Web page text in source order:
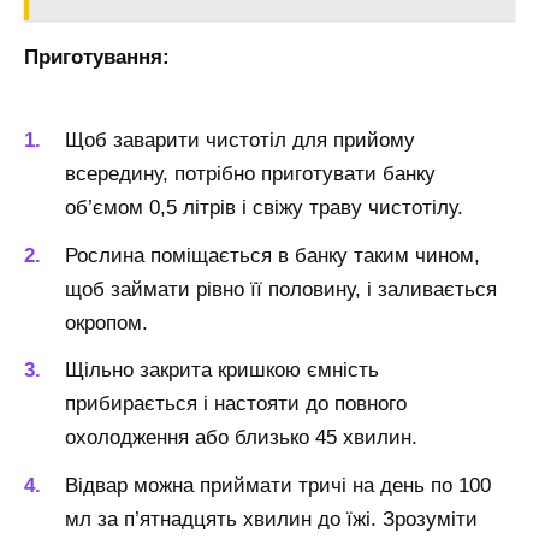
Приготування:
Щоб заварити чистотіл для прийому
всередину, потрібно приготувати банку
об’ємом 0,5 літрів і свіжу траву чистотілу.
Рослина поміщається в банку таким чином,
щоб займати рівно її половину, і заливається
окропом.
Щільно закрита кришкою ємність
прибирається і настояти до повного
охолодження або близько 45 хвилин.
Відвар можна приймати тричі на день по 100
мл за п’ятнадцять хвилин до їжі. Зрозуміти